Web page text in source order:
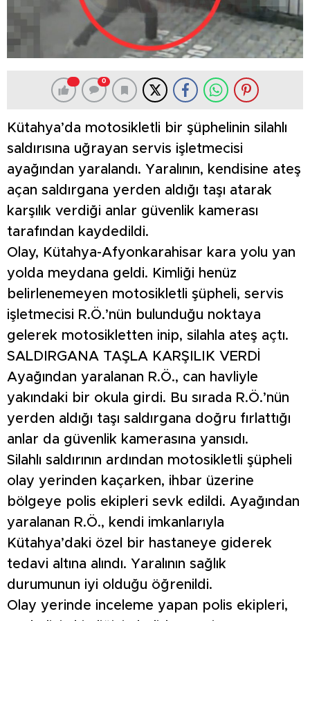
0
Kütahya’da motosikletli bir şüphelinin silahlı
saldırısına uğrayan servis işletmecisi
ayağından yaralandı. Yaralının, kendisine ateş
açan saldırgana yerden aldığı taşı atarak
karşılık verdiği anlar güvenlik kamerası
tarafından kaydedildi.
Olay, Kütahya-Afyonkarahisar kara yolu yan
yolda meydana geldi. Kimliği henüz
belirlenemeyen motosikletli şüpheli, servis
işletmecisi R.Ö.’nün bulunduğu noktaya
gelerek motosikletten inip, silahla ateş açtı.
SALDIRGANA TAŞLA KARŞILIK VERDİ
Ayağından yaralanan R.Ö., can havliyle
yakındaki bir okula girdi. Bu sırada R.Ö.’nün
yerden aldığı taşı saldırgana doğru fırlattığı
anlar da güvenlik kamerasına yansıdı.
Silahlı saldırının ardından motosikletli şüpheli
olay yerinden kaçarken, ihbar üzerine
bölgeye polis ekipleri sevk edildi. Ayağından
yaralanan R.Ö., kendi imkanlarıyla
Kütahya’daki özel bir hastaneye giderek
tedavi altına alındı. Yaralının sağlık
durumunun iyi olduğu öğrenildi.
Olay yerinde inceleme yapan polis ekipleri,